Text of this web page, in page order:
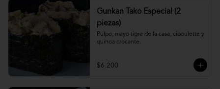
Gunkan Tako Especial (2
piezas)
Pulpo, mayo tigre de la casa, ciboulette y
quinoa crocante.
$6.200